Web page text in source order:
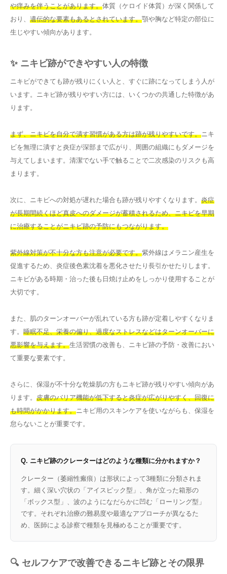
や痒みを伴うことがあります。体質（ケロイド体質）が深く関係して
おり、 遺伝的な要素もあるとされています。顎や胸など特定の部位に
生じやすい傾向があります。
✨ ニキビ跡ができやすい人の特徴
ニキビができても跡が残りにくい人と、すぐに跡になってしまう人が
います。ニキビ跡が残りやすい方には、いくつかの共通した特徴があ
ります。
まず、ニキビを自分で潰す習慣がある方は跡が残りやすいです。ニキ
ビを無理に潰すと炎症が深部まで広がり、周囲の組織にもダメージを
与えてしまいます。清潔でない手で触ることで二次感染のリスクも高
まります。
次に、ニキビへの対処が遅れた場合も跡が残りやすくなります。 炎症
が長期間続くほど真皮へのダメージが蓄積されるため、ニキビを早期
に治療することがニキビ跡の予防にもつながります。
紫外線対策が不十分な方も注意が必要です。紫外線はメラニン産生を
促進するため、炎症後色素沈着を悪化させたり長引かせたりします。
ニキビがある時期・治った後も日焼け止めをしっかり使用することが
大切です。
また、肌のターンオーバーが乱れている方も跡が定着しやすくなりま
す。 睡眠不足、栄養の偏り、過度なストレスなどはターンオーバーに
悪影響を与えます。生活習慣の改善も、ニキビ跡の予防・改善におい
て重要な要素です。
さらに、保湿が不十分な乾燥肌の方もニキビ跡が残りやすい傾向があ
ります。 皮膚のバリア機能が低下すると炎症が広がりやすく、回復に
も時間がかかります。ニキビ用のスキンケアを使いながらも、保湿を
怠らないことが重要です。
Q. ニキビ跡のクレーターはどのような種類に分かれますか？
クレーター（萎縮性瘢痕）は形状によって3種類に分類されま
す。細く深い穴状の「アイスピック型」、角が立った箱形の
「ボックス型」、波のようになだらかに凹む「ローリング型」
です。それぞれ治療の難易度や最適なアプローチが異なるた
め、医師による診察で種類を見極めることが重要です。
🔍 セルフケアで改善できるニキビ跡とその限界